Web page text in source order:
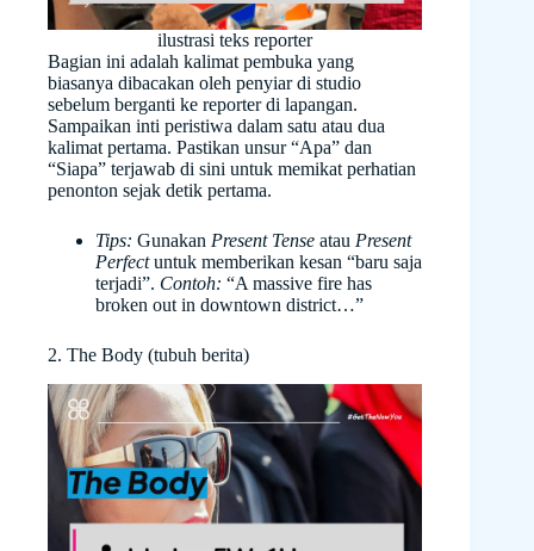
ilustrasi teks reporter
Bagian ini adalah kalimat pembuka yang
biasanya dibacakan oleh penyiar di studio
sebelum berganti ke reporter di lapangan.
Sampaikan inti peristiwa dalam satu atau dua
kalimat pertama. Pastikan unsur “Apa” dan
“Siapa” terjawab di sini untuk memikat perhatian
penonton sejak detik pertama.
Tips: Gunakan Present Tense atau Present
Perfectuntuk memberikan kesan “baru saja
terjadi”. Contoh: “A massive fire has
broken out in downtown district…”
2. The Body (tubuh berita)